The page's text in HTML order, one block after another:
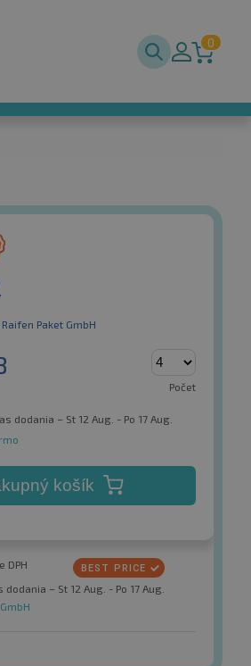
0
Paket GmbH
Počet
dodania – St 12 Aug. - Po 17 Aug.
košík
DPH
– St 12 Aug. - Po 17 Aug.